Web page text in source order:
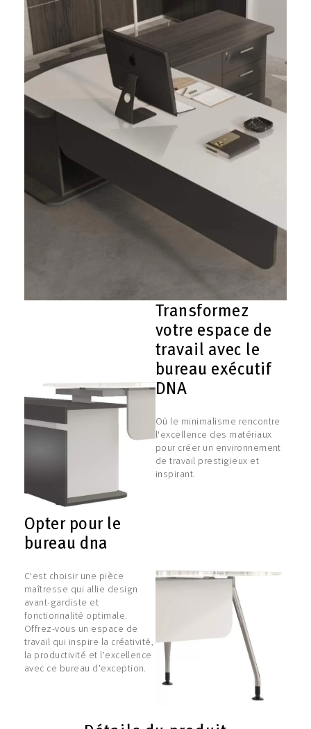
Transformez
votre espace de
travail avec le
bureau exécutif
DNA
Où le minimalisme rencontre
l'excellence des matériaux
pour créer un environnement
de travail prestigieux et
inspirant.
Opter pour le
bureau dna
C'est choisir une pièce
maîtresse qui allie design
avant-gardiste et
fonctionnalité optimale.
Offrez-vous un espace de
travail qui inspire la créativité,
la productivité et l’excellence
avec ce bureau d’exception.